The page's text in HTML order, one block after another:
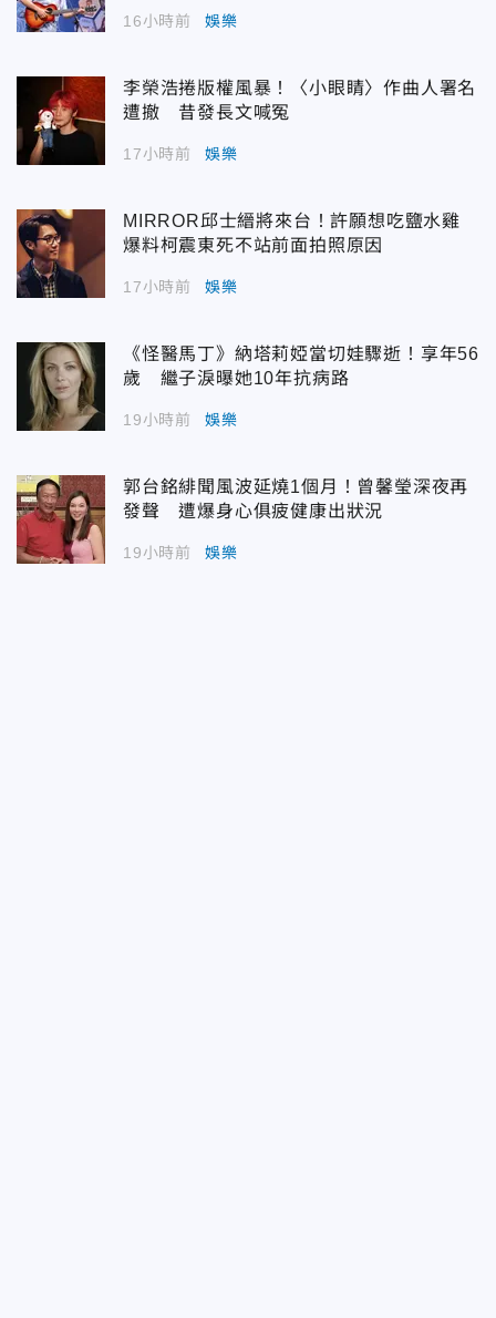
16小時前 娛樂
李榮浩捲版權風暴！〈小眼睛〉作曲人署名
遭撤 昔發長文喊冤
17小時前 娛樂
MIRROR邱士縉將來台！許願想吃鹽水雞
爆料柯震東死不站前面拍照原因
17小時前 娛樂
《怪醫馬丁》納塔莉婭當切娃驟逝！享年56
歲 繼子淚曝她10年抗病路
19小時前 娛樂
郭台銘緋聞風波延燒1個月！曾馨瑩深夜再
發聲 遭爆身心俱疲健康出狀況
19小時前 娛樂